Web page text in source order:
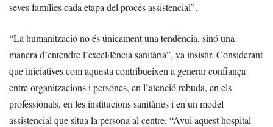
seves famílies cada etapa del procés assistencial”.
“La humanització no és únicament una tendència, sinó una
manera d’entendre l’excel·lència sanitària”, va insistir. Considerant
que iniciatives com aquesta contribueixen a generar confiança
entre organitzacions i persones, en l’atenció rebuda, en els
professionals, en les institucions sanitàries i en un model
assistencial que situa la persona al centre. “Avui aquest hospital